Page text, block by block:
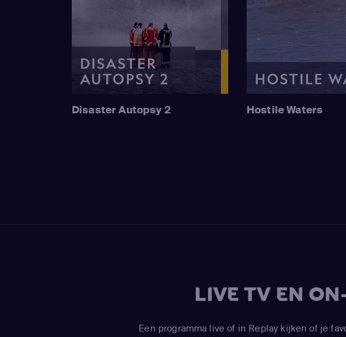
Disaster Autopsy 2 Hostile Waters
LIVE TV EN
Een programma live of in Replay kijken of je